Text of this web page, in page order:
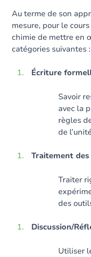
Contenu
Exercices
Au terme de son
mesure, pour le
chimie de mettre en
catégories suivantes :
Écriture
Savoir
avec la
règles
de
Traitement
Traiter
des
Discussion/
Utiliser